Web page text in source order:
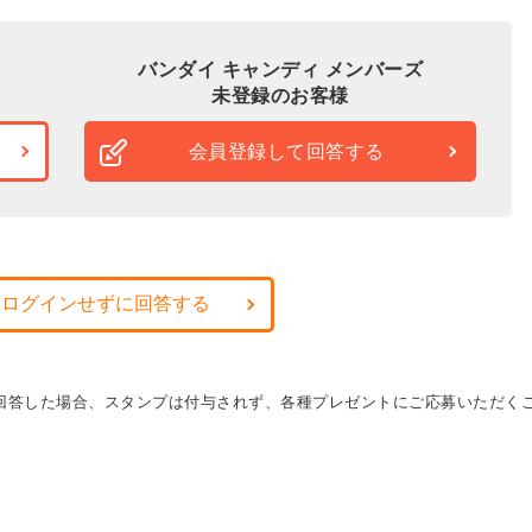
バンダイ キャンディ メンバーズ
未登録のお客様
会員登録して回答する
グインせずに回答する
した場合、スタンプは付与されず、各種プレゼントにご応募いただく